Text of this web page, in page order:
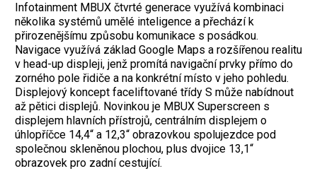
Infotainment MBUX čtvrté generace využívá kombinaci
několika systémů umělé inteligence a přechází k
přirozenějšímu způsobu komunikace s posádkou.
Navigace využívá základ Google Maps a rozšířenou realitu
v head-up displeji, jenž promítá navigační prvky přímo do
zorného pole řidiče a na konkrétní místo v jeho pohledu.
Displejový koncept faceliftované třídy S může nabídnout
až pětici displejů. Novinkou je MBUX Superscreen s
displejem hlavních přístrojů, centrálním displejem o
úhlopříčce 14,4“ a 12,3“ obrazovkou spolujezdce pod
společnou skleněnou plochou, plus dvojice 13,1“
obrazovek pro zadní cestující.